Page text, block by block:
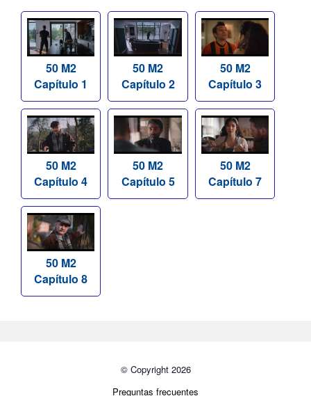
50 M2
Capítulo 1
50 M2
Capítulo 2
50 M2
Capítulo 3
50 M2
Capítulo 4
50 M2
Capítulo 5
50 M2
Capítulo 7
50 M2
Capítulo 8
© Copyright 2026
Preguntas frecuentes